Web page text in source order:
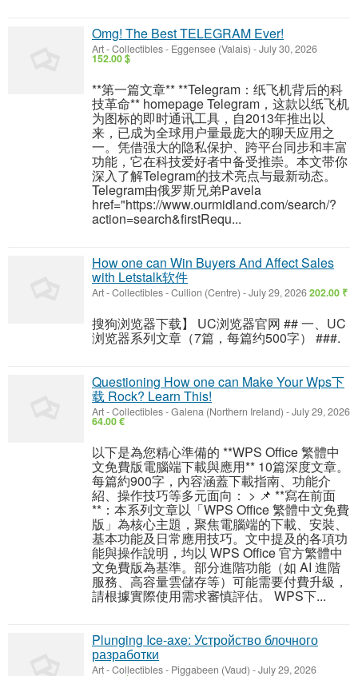
Omg! The Best TELEGRAM Ever!
Art - Collectibles- Eggensee (Valais) -July 30, 2026
152.00 $
**第一篇文章** **Telegram：纸飞机背后的科
技革命** homepage Telegram，这款以纸飞机
为图标的即时通讯工具，自2013年推出以
来，已成为全球用户量最庞大的聊天应用之
一。凭借强大的隐私保护、跨平台同步和丰富
功能，它在科技爱好者中备受推崇。本文带你
深入了解Telegram的技术亮点与最新动态。
Telegram由俄罗斯兄弟Pavela
href="https://www.ourmidland.com/search/?
action=search&firstRequ...
How one can Win Buyers And Affect Sales
with Letstalk软件
Art - Collectibles-Cullion (Centre) -July 29, 2026202.00 ₹
搜狗浏览器下载】 UC浏览器官网 ## 一、UC
浏览器系列文章（7篇，每篇约500字） ###.
Questioning How one can Make Your Wps下
载 Rock? Learn This!
Art - Collectibles-Galena (Northern Ireland) -July 29, 2026
64.00 €
以下是為您精心準備的 **WPS Office 繁體中
文免費版電腦端下載與應用** 10篇深度文章。
每篇約900字，內容涵蓋下載指南、功能介
紹、操作技巧等多元面向： > 📌 **寫在前面
**：本系列文章以「WPS Office 繁體中文免費
版」為核心主題，聚焦電腦端的下載、安裝、
基本功能及日常應用技巧。文中提及的各項功
能與操作說明，均以 WPS Office 官方繁體中
文免費版為基準。部分進階功能（如 AI 進階
服務、高容量雲儲存等）可能需要付費升級，
請根據實際使用需求審慎評估。 WPS下...
Plunging Ice-axe: Устройство блочного
разработки
Art - Collectibles- Piggabeen (Vaud) -July 29, 2026